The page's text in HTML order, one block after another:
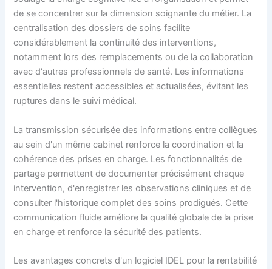
de se concentrer sur la dimension soignante du métier. La
centralisation des dossiers de soins facilite
considérablement la continuité des interventions,
notamment lors des remplacements ou de la collaboration
avec d'autres professionnels de santé. Les informations
essentielles restent accessibles et actualisées, évitant les
ruptures dans le suivi médical.
La transmission sécurisée des informations entre collègues
au sein d'un même cabinet renforce la coordination et la
cohérence des prises en charge. Les fonctionnalités de
partage permettent de documenter précisément chaque
intervention, d'enregistrer les observations cliniques et de
consulter l'historique complet des soins prodigués. Cette
communication fluide améliore la qualité globale de la prise
en charge et renforce la sécurité des patients.
Les avantages concrets d'un logiciel IDEL pour la rentabilité